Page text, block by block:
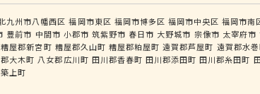
九州市八幡西区 福岡市東区 福岡市博多区 福岡市中央区 福岡市南
豊前市 中間市 小郡市 筑紫野市 春日市 大野城市 宗像市 太宰府市
糟屋郡新宮町 糟屋郡久山町 糟屋郡粕屋町 遠賀郡芦屋町 遠賀郡水
大木町 八女郡広川町 田川郡香春町 田川郡添田町 田川郡糸田町
上町